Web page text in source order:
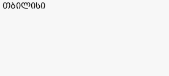
ᲗᲑᲘᲚᲘᲡᲘ